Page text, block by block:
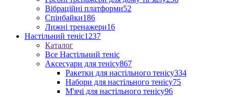
Вібраційні платформи52
Спінбайки186
Лижні тренажери16
Настільний теніс1237
Каталог
Все Настільний теніс
Аксесуари для тенісу867
Ракетки для настільного тенісу334
Набори для настільного тенісу75
М'ячі для настільного тенісу96